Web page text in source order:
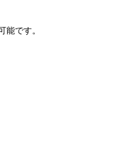
能です。